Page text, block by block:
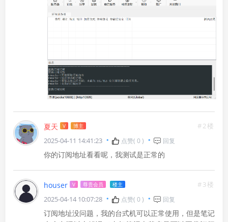
夏天 V 博主
#2楼
2025-04-11 14:41:23
点赞( 0 ) 回复
houser V 尊贵会员 楼主
#3楼
2025-04-14 10:07:28
点赞( 0 ) 回复
订阅地址没问题，我的台式机可以正常使用，但是笔记